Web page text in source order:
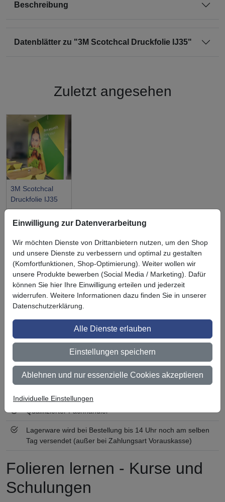
Beschreibung
Datenblätter zu "3M Scotchcal Druckfolie IJ35"
Zuletzt angesehen
3M Scotchcal
Druckfolie IJ35
Symbol
Vorteil
Ihre Vorteile bei uns
3M BestPartner Commercial Solutions
Preisschutz für unsere Kunden
Persönliche Beratung und Betreuung
Keine Mindestbestellmenge
Ab 300 € Nettowarenwert versandkostenfrei (innerhalb
Deutschland)
Qualifizierter Fachhändler
Lagerware wird bei Bestellung bis 14 Uhr noch am selben
Tag versendet (außer bei Zahlungsart Vorauskasse)
Folieren lernen - Kurse und
Schulungen
Einwilligung zur Datenverarbeitung
Wir möchten Dienste von Drittanbietern nutzen, um den Shop
und unsere Dienste zu verbessern und optimal zu gestalten
(Komfortfunktionen, Shop-Optimierung). Weiter wollen wir
unsere Produkte bewerben (Social Media / Marketing). Dafür
können Sie hier Ihre Einwilligung erteilen und jederzeit
widerrufen. Weitere Informationen dazu finden Sie in unserer
Datenschutzerklärung.
Alle Dienste erlauben
Einstellungen speichern
Ablehnen und nur essenzielle Cookies akzeptieren
Individuelle Einstellungen